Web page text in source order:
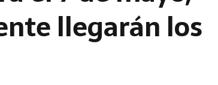
llegarán los